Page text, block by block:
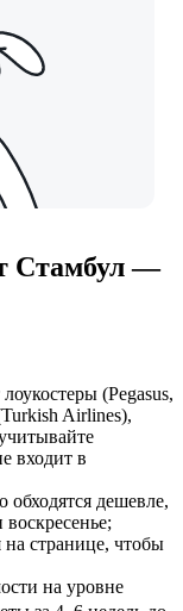
Стамбул —
(Pegasus,
Airlines),
входит в
дешевле,
на странице, чтобы
на уровне